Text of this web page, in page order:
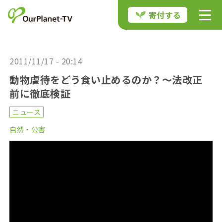
寄付する
2011/11/17 - 20:14
動物虐待をどう食い止めるのか？～法改正
前に徹底検証
ニュース
自然・公害